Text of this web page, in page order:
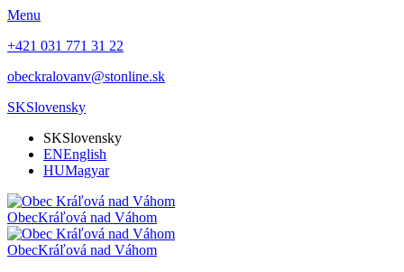
Menu
+421 031 771 31 22
obeckralovanv@stonline.sk
SKSlovensky
SKSlovensky
ENEnglish
HUMagyar
ObecKráľová nad Váhom
ObecKráľová nad Váhom